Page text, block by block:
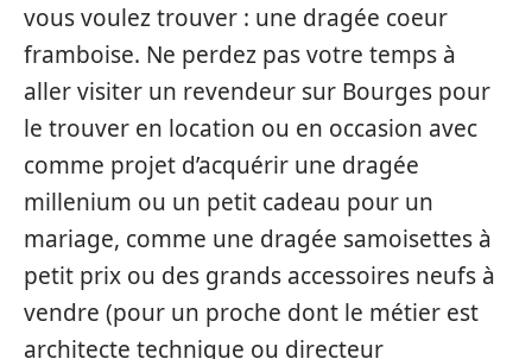
vous voulez trouver : une dragée coeur
framboise. Ne perdez pas votre temps à
aller visiter un revendeur sur Bourges pour
le trouver en location ou en occasion avec
comme projet d’acquérir une dragée
millenium ou un petit cadeau pour un
mariage, comme une dragée samoisettes à
petit prix ou des grands accessoires neufs à
vendre (pour un proche dont le métier est
architecte technique ou directeur